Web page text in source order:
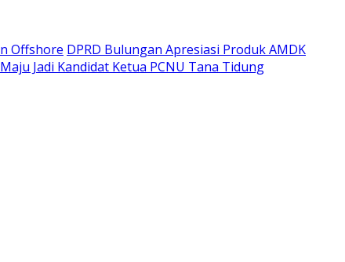
Offshore DPRD Bulungan Apresiasi Produk AMDK
Jadi Kandidat Ketua PCNU Tana Tidung